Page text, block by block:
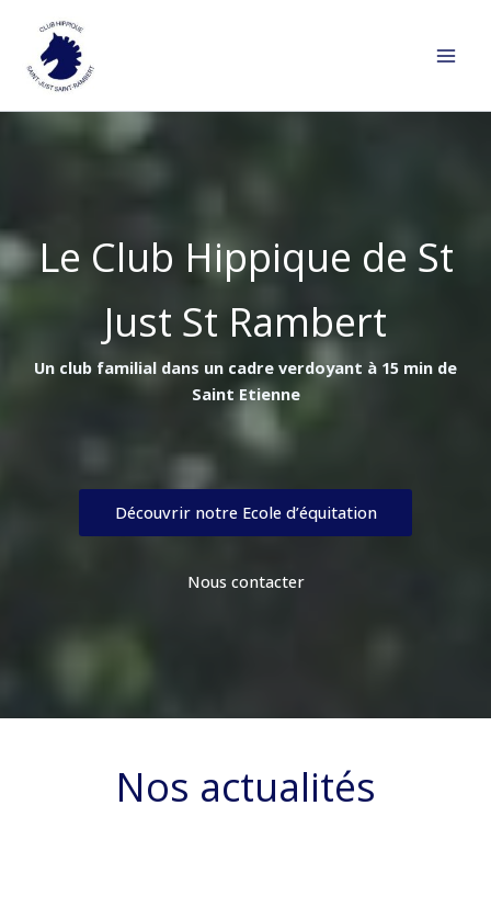
contenu
Le Club Hippique de St
Just St Rambert
Un club familial dans un cadre verdoyant à 15 min de
Saint Etienne
Découvrir notre Ecole d’équitation
Nous contacter
Nos actualités